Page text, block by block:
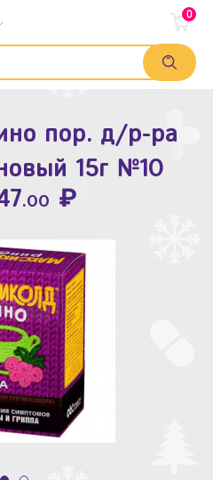
0
пор. д/р-ра
15г №10
.00 ₽
10мг №10
.80 ₽